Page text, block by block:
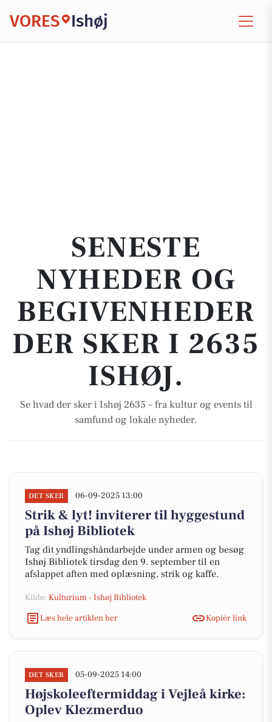
VORES Ishøj
SENESTE
NYHEDER OG
BEGIVENHEDER
DER SKER I 2635
ISHØJ.
Se hvad der sker i Ishøj 2635 – fra kultur og events til
samfund og lokale nyheder.
DET SKER 06-09-2025 13:00
Strik & lyt! inviterer til hyggestund
på Ishøj Bibliotek
Tag dit yndlingshåndarbejde under armen og besøg
Ishøj Bibliotek tirsdag den 9. september til en
afslappet aften med oplæsning, strik og kaffe.
Kilde: Kulturium - Ishøj Bibliotek
Læs hele artiklen her
Kopiér link
DET SKER 05-09-2025 14:00
Højskoleeftermiddag i Vejleå kirke:
Oplev Klezmerduo